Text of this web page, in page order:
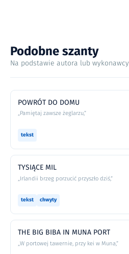
Podobne szanty
Na podstawie autora lub wykonawcy
POWRÓT DO DOMU
„Pamiętaj zawsze żeglarzu,”
tekst
TYSIĄCE MIL
„Irlandii brzeg porzucić przyszło dziś,”
tekst chwyty
THE BIG BIBA IN MUNA PORT
„W portowej tawernie, przy kei w Muna,”